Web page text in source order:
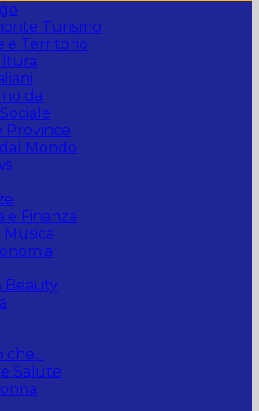
Turismo
e Territorio
da
Province
Mondo
e Finanza
Musica
Beauty
che...
Salute